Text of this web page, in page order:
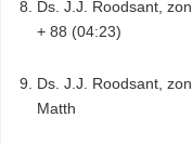
Ds. J.J. Roodsant,
+ 88 (04:23)
Ds. J.J. Roodsant,
Matth